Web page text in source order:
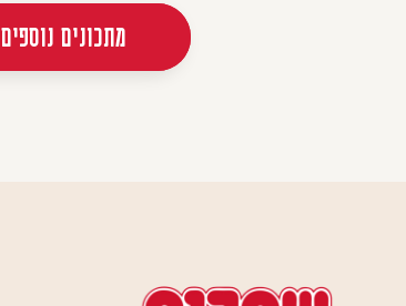
מתכונים נוספים